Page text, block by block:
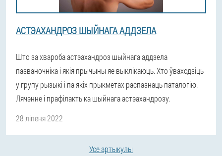
АСТЭАХАНДРОЗ ШЫЙНАГА АДДЗЕЛА
Што за хвароба астэахандроз шыйнага аддзела
пазваночніка і якія прычыны яе выклікаюць. Хто ўваходзіць
у групу рызыкі і па якіх прыкметах распазнаць паталогію.
Лячэнне і прафілактыка шыйнага астэахандрозу.
28 ліпеня 2022
Усе артыкулы